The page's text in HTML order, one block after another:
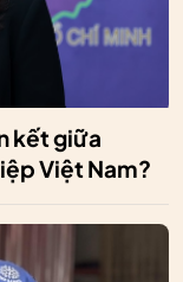
kết giữa
Việt Nam?